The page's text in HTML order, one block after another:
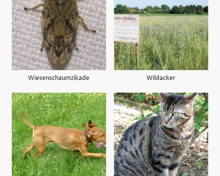
Wiesenschaumzikade Wildacker